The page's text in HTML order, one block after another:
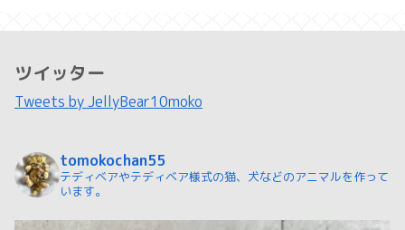
ツイッター
Tweets by JellyBear10moko
tomokochan55
テディベアやテディベア様式の猫、犬などのアニマルを作って
います。